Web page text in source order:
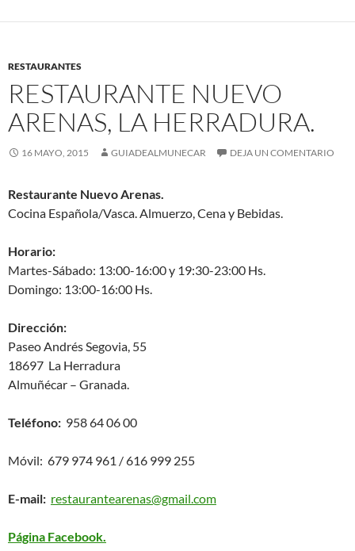
RESTAURANTES
RESTAURANTE NUEVO
ARENAS, LA HERRADURA.
16 MAYO, 2015 GUIADEALMUNECAR DEJA UN COMENTARIO
Restaurante Nuevo Arenas.
Cocina Española/Vasca. Almuerzo, Cena y Bebidas.
Horario:
Martes-Sábado: 13:00-16:00 y 19:30-23:00 Hs.
Domingo: 13:00-16:00 Hs.
Dirección:
Paseo Andrés Segovia, 55
18697 La Herradura
Almuñécar – Granada.
Teléfono: 958 64 06 00
Móvil: 679 974 961 / 616 999 255
E-mail: restaurantearenas@gmail.com
Página Facebook.